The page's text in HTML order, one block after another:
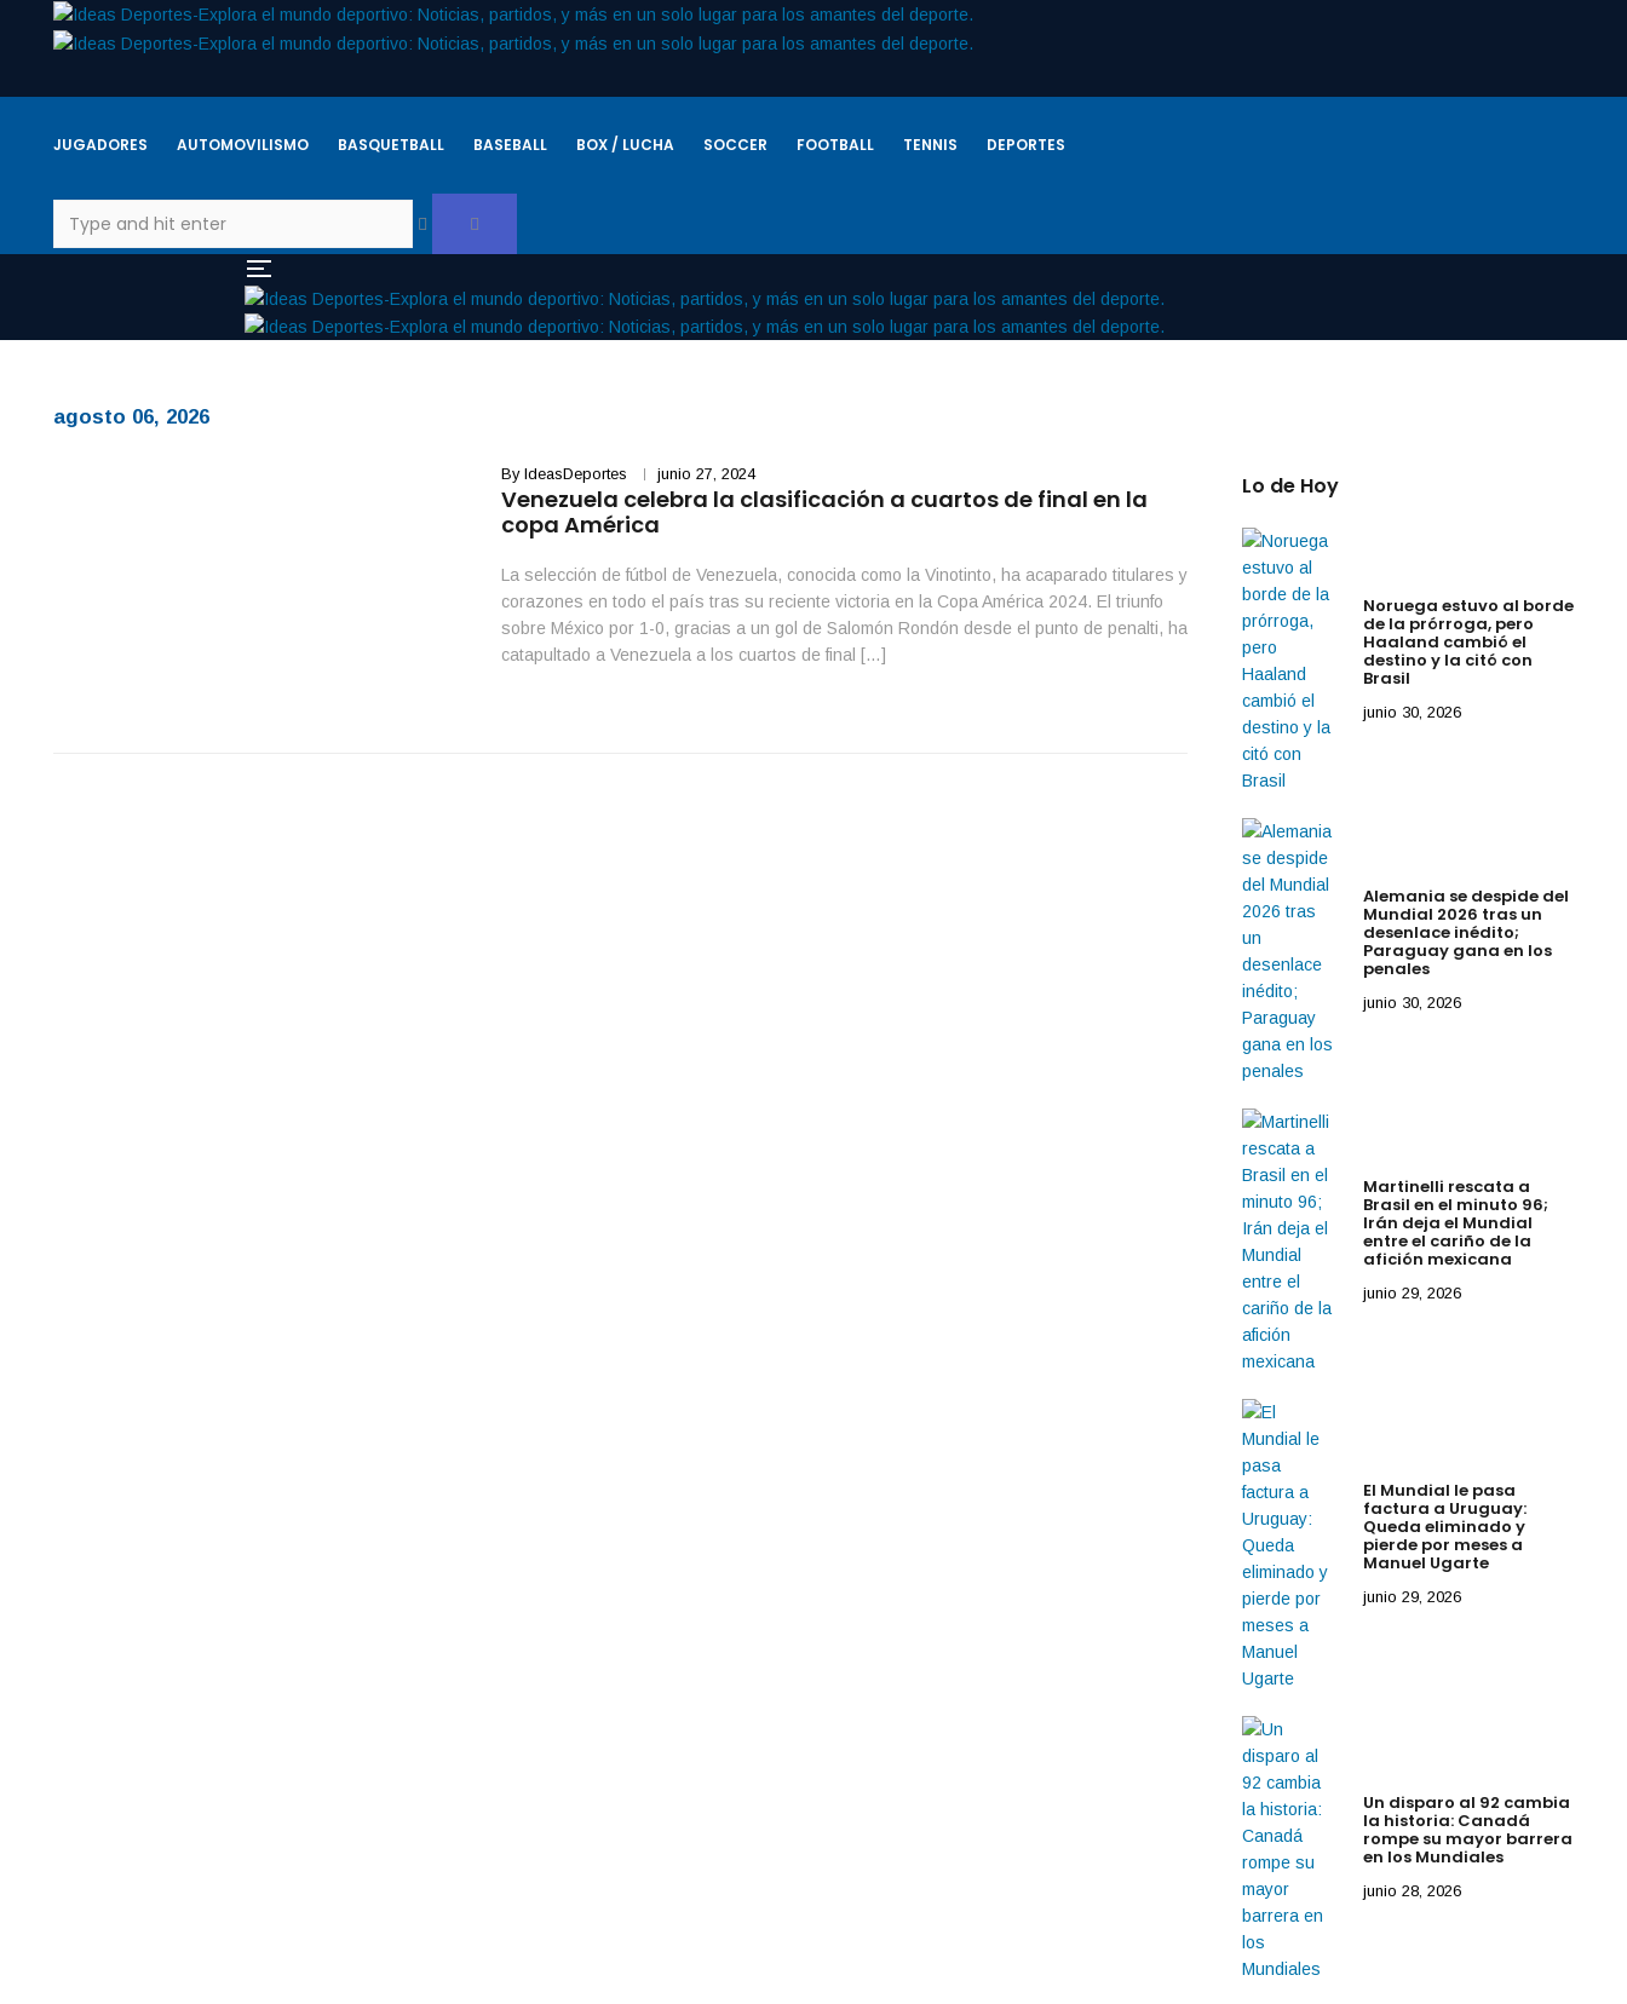
JUGADORES AUTOMOVILISMO BASQUETBALL BASEBALL BOX / LUCHA SOCCER FOOTBALL TENNIS DEPORTES
agosto 06, 2026
By IdeasDeportes junio 27, 2024
Venezuela celebra la clasificación a cuartos de final en la
copa América
La selección de fútbol de Venezuela, conocida como la Vinotinto, ha acaparado titulares y
corazones en todo el país tras su reciente victoria en la Copa América 2024. El triunfo
sobre México por 1-0, gracias a un gol de Salomón Rondón desde el punto de penalti, ha
catapultado a Venezuela a los cuartos de final […]
Lo de Hoy
Noruega estuvo al borde
de la prórroga, pero
Haaland cambió el
destino y la citó con
Brasil
junio 30, 2026
Alemania se despide del
Mundial 2026 tras un
desenlace inédito;
Paraguay gana en los
penales
junio 30, 2026
Martinelli rescata a
Brasil en el minuto 96;
Irán deja el Mundial
entre el cariño de la
afición mexicana
junio 29, 2026
El Mundial le pasa
factura a Uruguay:
Queda eliminado y
pierde por meses a
Manuel Ugarte
junio 29, 2026
Un disparo al 92 cambia
la historia: Canadá
rompe su mayor barrera
en los Mundiales
junio 28, 2026